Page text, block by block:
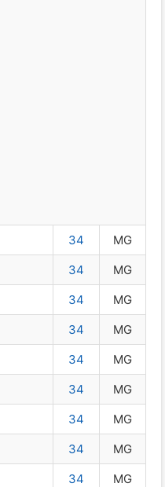
34
MG
34
MG
34
MG
34
MG
34
MG
34
MG
34
MG
34
MG
34
MG